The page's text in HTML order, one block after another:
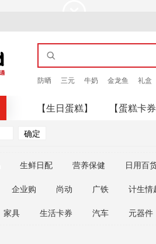
防晒 三元 牛奶 金龙鱼 礼盒
【生日蛋糕】 【蛋糕卡
生鲜日配 营养保健 日用百
企业购 尚动 广铁 计生情
家具 生活卡券 汽车 元器件